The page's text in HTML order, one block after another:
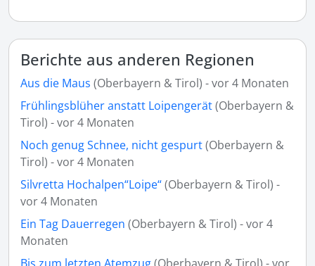
Berichte aus anderen Regionen
Aus die Maus (Oberbayern & Tirol) - vor 4 Monaten
Frühlingsblüher anstatt Loipengerät(Oberbayern &
Tirol) - vor 4 Monaten
Noch genug Schnee, nicht gespurt(Oberbayern &
Tirol) - vor 4 Monaten
Silvretta Hochalpen“Loipe“(Oberbayern & Tirol) -
vor 4 Monaten
Ein Tag Dauerregen (Oberbayern & Tirol) - vor 4
Monaten